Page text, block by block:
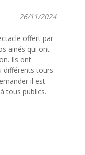
26/11/2024
offert par
ainés qui ont
Ils ont
différents tours
il est
tous publics.